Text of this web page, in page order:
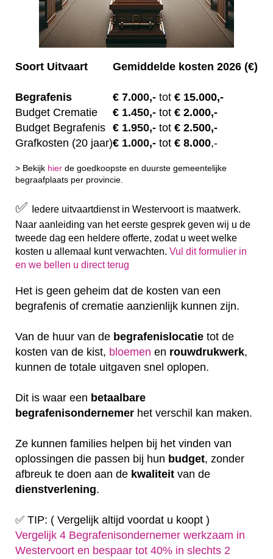
Soort Uitvaart Gemiddelde kosten 2026 (€)
Begrafenis € 7.000,- tot € 15.000,-
Budget Crematie
€ 1.450,- tot € 2.000,-
Budget Begrafenis € 1.950,- tot € 2.500,-
Grafkosten (20 jaar)€ 1.000,- tot € 8.000,-
> Bekijk hier de goedkoopste en duurste gemeentelijke
begraafplaats per provincie.
✅
Iedere uitvaartdienst in Westervoort is maatwerk.
Naar aanleiding van het eerste gesprek geven wij u de
tweede dag een heldere offerte, zodat u weet welke
kosten u allemaal kunt verwachten. Vul dit formulier in
en we bellen u direct terug
Het is geen geheim dat de kosten van een
begrafenis of crematie aanzienlijk kunnen zijn.
Van de huur van de begrafenislocatie tot de
kosten van de kist, bloemen en rouwdrukwerk,
kunnen de totale uitgaven snel oplopen.
Dit is waar een betaalbare
begrafenisondernemer het verschil kan maken.
Ze kunnen families helpen bij het vinden van
oplossingen die passen bij hun budget, zonder
afbreuk te doen aan de kwaliteit van de
dienstverlening.
✅ TIP: ( Vergelijk altijd voordat u koopt )
Vergelijk 4 Begrafenisondernemer werkzaam in
Westervoort en bespaar tot 40% in slechts 2